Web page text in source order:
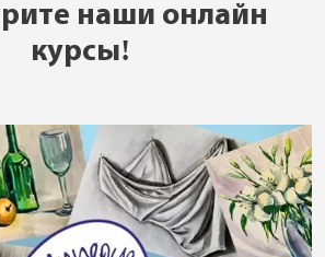
наши онлайн
курсы!